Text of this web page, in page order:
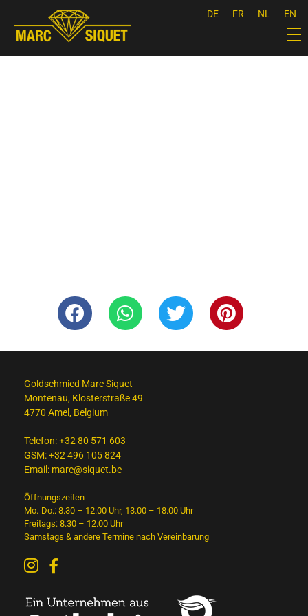
Marc Siquet - Goldschmied
DE FR NL EN
Goldschmied Marc Siquet
Montenau, Klosterstraße 49
4770 Amel, Belgium
Telefon:+32 80 571 603
GSM:+32 496 105 824
Email: marc@siquet.be
Öffnungszeiten
Mo.-Do.: 8.30 – 12.00 Uhr, 13.00 – 18.00 Uhr
Freitags: 8.30 – 12.00 Uhr
Samstags & andere Termine nach Vereinbarung